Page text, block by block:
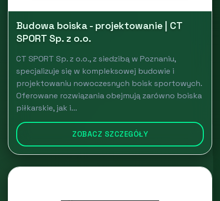
Budowa boiska - projektowanie | CT
SPORT Sp. z o.o.
CT SPORT Sp. z o.o., z siedzibą w Poznaniu,
specjalizuje się w kompleksowej budowie i
projektowaniu nowoczesnych boisk sportowych.
Oferowane rozwiązania obejmują zarówno boiska
piłkarskie, jak i...
ZOBACZ SZCZEGÓŁY